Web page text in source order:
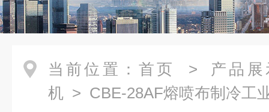
当前位置： 首页 > 产品展
机 > CBE-28AF熔喷布制冷工